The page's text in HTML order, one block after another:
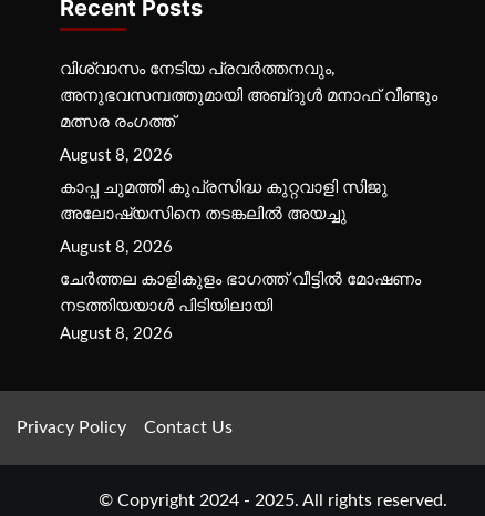
Recent Posts
വിശ്വാസം നേടിയ പ്രവർത്തനവും,
അനുഭവസമ്പത്തുമായി അബ്‌ദുൾ മനാഫ് വീണ്ടും
മത്സര രംഗത്ത്
August 8, 2026
കാപ്പ ചുമത്തി കുപ്രസിദ്ധ കുറ്റവാളി സിജു
അലോഷ്യസിനെ തടങ്കലിൽ അയച്ചു
August 8, 2026
ചേർത്തല കാളികുളം ഭാഗത്ത് വീട്ടിൽ മോഷണം
നടത്തിയയാൾ പിടിയിലായി
August 8, 2026
Privacy Policy Contact Us
© Copyright 2024 - 2025. All rights reserved.